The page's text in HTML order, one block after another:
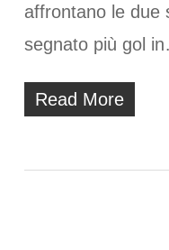
affrontano le due
segnato più gol
Read More